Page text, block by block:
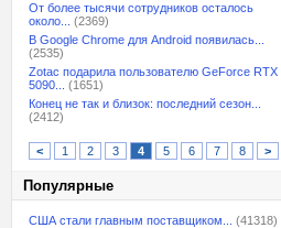
От более тысячи сотрудников осталось
около...
(2369)
В Google Chrome для Android появилась...
(2535)
Zotac подарила пользователю GeForce RTX
5090...
(1651)
Конец не так и близок: последний сезон...
(2412)
< 1 2 3 4 5 6 7 8 >
Популярные
США стали главным поставщиком...
(41318)